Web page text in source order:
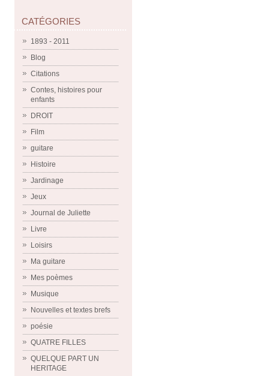
CATÉGORIES
1893 - 2011
Blog
Citations
Contes, histoires pour
enfants
DROIT
Film
guitare
Histoire
Jardinage
Jeux
Journal de Juliette
Livre
Loisirs
Ma guitare
Mes poèmes
Musique
Nouvelles et textes brefs
poésie
QUATRE FILLES
QUELQUE PART UN
HERITAGE